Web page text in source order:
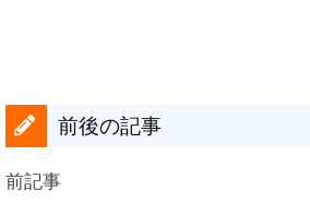
前後の記事
前記事